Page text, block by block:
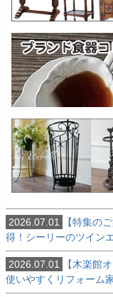
2026.07.01
【特集の
得！シーリーのツイン
2026.07.01
【木楽館
使いやすくリフォーム